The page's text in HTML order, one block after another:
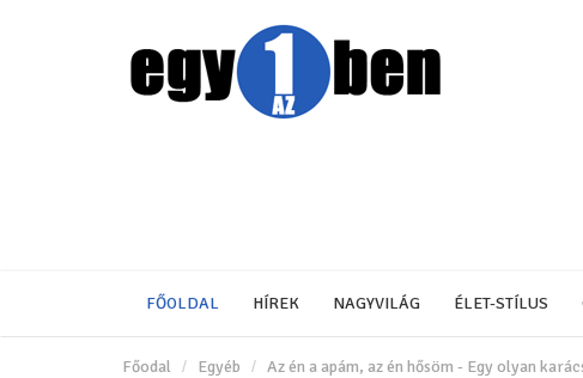
FŐOLDAL HÍREK NAGYVILÁG ÉLET-STÍLUS
Főodal Egyéb Az én a apám, az én hősöm - Egy olyan